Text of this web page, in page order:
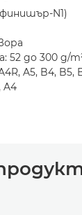
N1)
52 до 300 g/
A5, B4, B5,
A4